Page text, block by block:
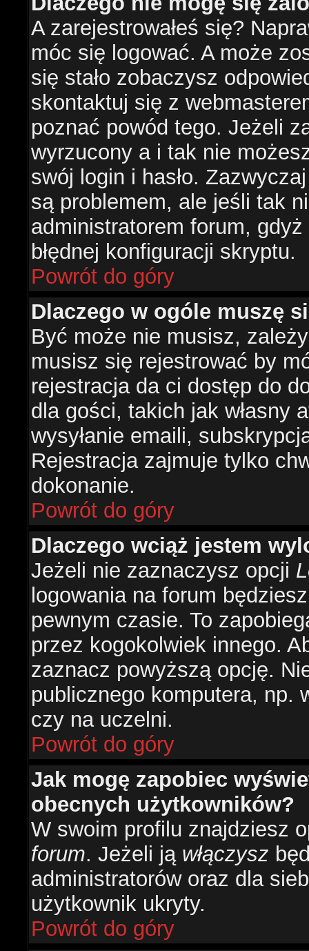
A zarejestrowałeś się?
móc się logować. A może
się stało zobaczysz
skontaktuj się z
poznać powód tego. Jeżeli
wyrzucony a i tak nie
swój login i hasło.
są problemem, ale jeśli tak
administratorem forum,
błędnej konfiguracji skryptu.
Powrót do góry
Dlaczego w ogóle muszę
Być może nie musisz,
musisz się rejestrować by
rejestracja da ci dostęp do
dla gości, takich jak własny
wysyłanie emaili,
Rejestracja zajmuje tylko
dokonanie.
Powrót do góry
Dlaczego wciąż jestem
Jeżeli nie zaznaczysz opcji
logowania na forum
pewnym czasie. To
przez kogokolwiek innego.
zaznacz powyższą opcję.
publicznego komputera, np.
czy na uczelni.
Powrót do góry
Jak mogę zapobiec
obecnych użytkowników?
W swoim profilu znajdziesz
forum. Jeżeli ją włączysz
administratorów oraz dla
użytkownik ukryty.
Powrót do góry